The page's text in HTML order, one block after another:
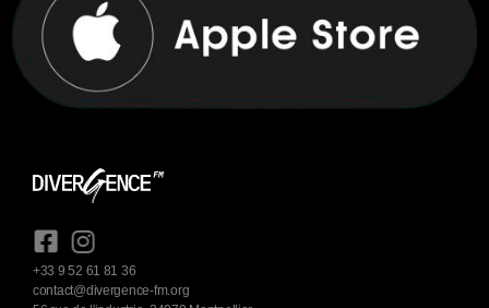
+33 9 52 61 81 36
contact@divergence-fm.org